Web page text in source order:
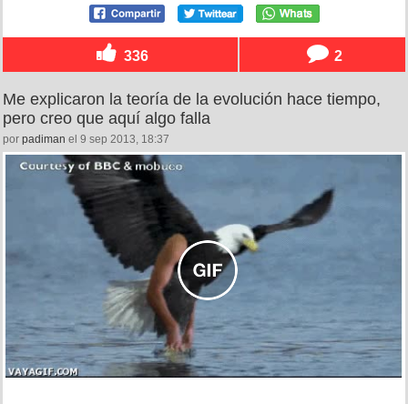
336 2
Me explicaron la teoría de la evolución hace tiempo,
pero creo que aquí algo falla
por padiman el 9 sep 2013, 18:37